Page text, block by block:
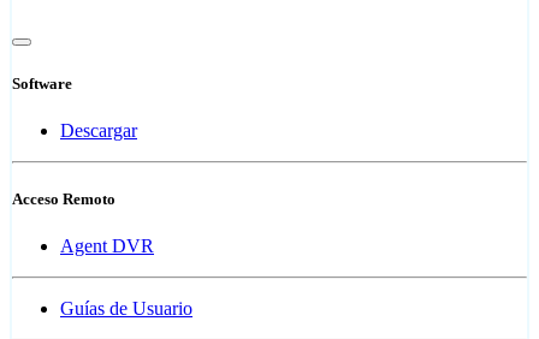
Software
Descargar
Acceso Remoto
Agent DVR
Guías de Usuario